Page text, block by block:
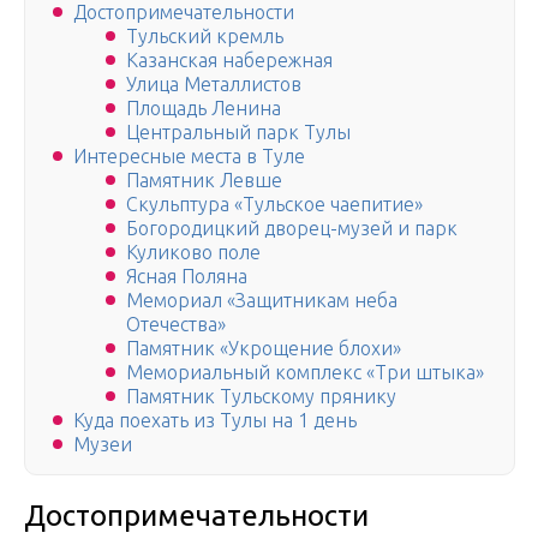
Достопримечательности
Тульский кремль
Казанская набережная
Улица Металлистов
Площадь Ленина
Центральный парк Тулы
Интересные места в Туле
Памятник Левше
Скульптура «Тульское чаепитие»
Богородицкий дворец-музей и парк
Куликово поле
Ясная Поляна
Мемориал «Защитникам неба
Отечества»
Памятник «Укрощение блохи»
Мемориальный комплекс «Три штыка»
Памятник Тульскому прянику
Куда поехать из Тулы на 1 день
Музеи
Достопримечательности